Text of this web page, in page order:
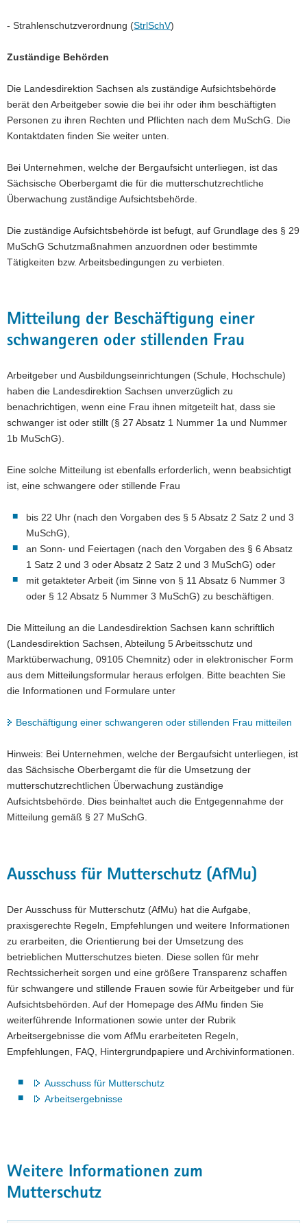
- Strahlenschutzverordnung (StrlSchV)
Zuständige Behörden
Die Landesdirektion Sachsen als zuständige Aufsichtsbehörde
berät den Arbeitgeber sowie die bei ihr oder ihm beschäftigten
Personen zu ihren Rechten und Pflichten nach dem MuSchG. Die
Kontaktdaten finden Sie weiter unten.
Bei Unternehmen, welche der Bergaufsicht unterliegen, ist das
Sächsische Oberbergamt die für die mutterschutzrechtliche
Überwachung zuständige Aufsichtsbehörde.
Die zuständige Aufsichtsbehörde ist befugt, auf Grundlage des § 29
MuSchG Schutzmaßnahmen anzuordnen oder bestimmte
Tätigkeiten bzw. Arbeitsbedingungen zu verbieten.
Mitteilung der Beschäftigung einer
schwangeren oder stillenden Frau
Arbeitgeber und Ausbildungseinrichtungen (Schule, Hochschule)
haben die Landesdirektion Sachsen unverzüglich zu
benachrichtigen, wenn eine Frau ihnen mitgeteilt hat, dass sie
schwanger ist oder stillt (§ 27 Absatz 1 Nummer 1a und Nummer
1b MuSchG).
Eine solche Mitteilung ist ebenfalls erforderlich, wenn beabsichtigt
ist, eine schwangere oder stillende Frau
bis 22 Uhr (nach den Vorgaben des § 5 Absatz 2 Satz 2 und 3
MuSchG),
an Sonn- und Feiertagen (nach den Vorgaben des § 6 Absatz
1 Satz 2 und 3 oder Absatz 2 Satz 2 und 3 MuSchG) oder
mit getakteter Arbeit (im Sinne von § 11 Absatz 6 Nummer 3
oder § 12 Absatz 5 Nummer 3 MuSchG) zu beschäftigen.
Die Mitteilung an die Landesdirektion Sachsen kann schriftlich
(Landesdirektion Sachsen, Abteilung 5 Arbeitsschutz und
Marktüberwachung, 09105 Chemnitz) oder in elektronischer Form
aus dem Mitteilungsformular heraus erfolgen. Bitte beachten Sie
die Informationen und Formulare unter
Beschäftigung einer schwangeren oder stillenden Frau mitteilen
Hinweis: Bei Unternehmen, welche der Bergaufsicht unterliegen, ist
das Sächsische Oberbergamt die für die Umsetzung der
mutterschutzrechtlichen Überwachung zuständige
Aufsichtsbehörde. Dies beinhaltet auch die Entgegennahme der
Mitteilung gemäß § 27 MuSchG.
Ausschuss für Mutterschutz (AfMu)
Der Ausschuss für Mutterschutz (AfMu) hat die Aufgabe,
praxisgerechte Regeln, Empfehlungen und weitere Informationen
zu erarbeiten, die Orientierung bei der Umsetzung des
betrieblichen Mutterschutzes bieten. Diese sollen für mehr
Rechtssicherheit sorgen und eine größere Transparenz schaffen
für schwangere und stillende Frauen sowie für Arbeitgeber und für
Aufsichtsbehörden. Auf der Homepage des AfMu finden Sie
weiterführende Informationen sowie unter der Rubrik
Arbeitsergebnisse die vom AfMu erarbeiteten Regeln,
Empfehlungen, FAQ, Hintergrundpapiere und Archivinformationen.
Ausschuss für Mutterschutz
Arbeitsergebnisse
Weitere Informationen zum
Mutterschutz